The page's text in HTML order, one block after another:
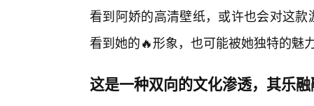
看到阿娇的高清壁纸，或许也会对这
看到她的🔥形象，也可能被她独特的魅
这是一种双向的文化渗透，其乐